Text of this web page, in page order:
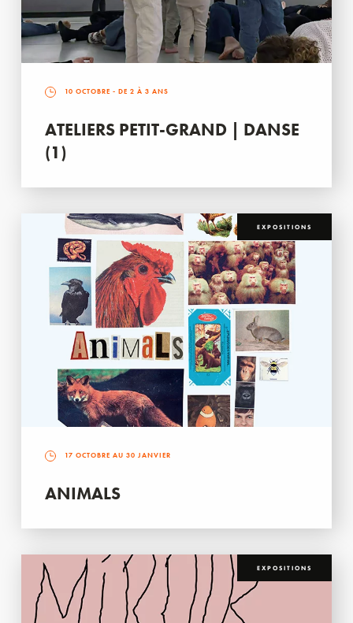
10 OCTOBRE - DE 2 À 3 ANS
ATELIERS PETIT-GRAND | DANSE
(1)
EXPOSITIONS
17 OCTOBRE AU 30 JANVIER
ANIMALS
EXPOSITIONS